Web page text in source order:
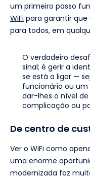
um primeiro passo
WiFi para garantir
para todos, em
O verdadeiro
sinal; é gerir a
se está a ligar —
funcionário ou
dar-lhes o nível
complicação ou
De centro de
Ver o WiFi como
uma enorme
modernizada faz